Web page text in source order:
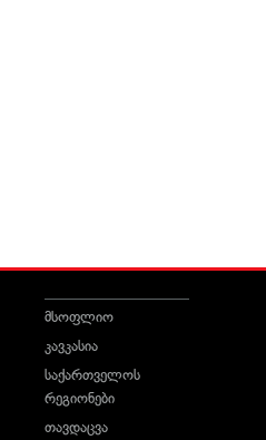
მსოფლიო
კავკასია
საქართველოს
რეგიონები
თავდაცვა